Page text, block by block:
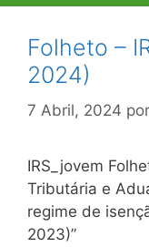
Folheto –
2024)
7 Abril, 2024 por
IRS_jovem
Tributária e
regime de
2023)”